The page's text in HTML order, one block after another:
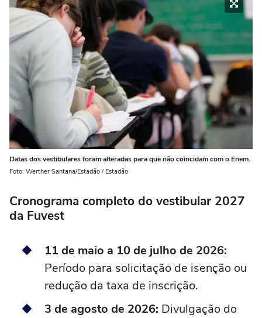
Datas dos vestibulares foram alteradas para que não coincidam com o Enem.
Foto: Werther Santana/Estadão / Estadão
Cronograma completo do vestibular 2027
da Fuvest
11 de maio a 10 de julho de 2026:
Período para solicitação de isenção ou
redução da taxa de inscrição.
3 de agosto de 2026: Divulgação do